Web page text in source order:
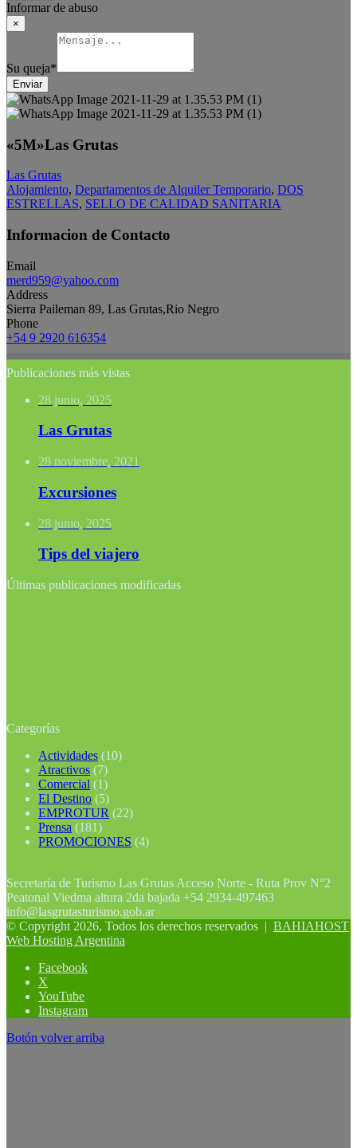
Informar de abuso
×
Su queja*
Enviar
«5M»Las Grutas
Las Grutas
Alojamiento, Departamentos de Alquiler Temporario, DOS
ESTRELLAS, SELLO DE CALIDAD SANITARIA
Informacion de Contacto
Email
merd959@yahoo.com
Address
Sierra Paileman 89, Las Grutas,Rio Negro
Phone
+54 9 2920 616354
Publicaciones más vistas
28 junio, 2025
Las Grutas
28 noviembre, 2021
Excursiones
28 junio, 2025
Tips del viajero
Últimas publicaciones modificadas
Categorías
Actividades (10)
Atractivos (7)
Comercial (1)
El Destino (5)
EMPROTUR (22)
Prensa (181)
PROMOCIONES (4)
Secretaría de Turismo Las Grutas Acceso Norte - Ruta Prov N°2
Peatonal Viedma altura 2da bajada +54 2934-497463
info@lasgrutasturismo.gob.ar
© Copyright 2026, Todos los derechos reservados | BAHIAHOST
Web Hosting Argentina
Facebook
X
YouTube
Instagram
Botón volver arriba